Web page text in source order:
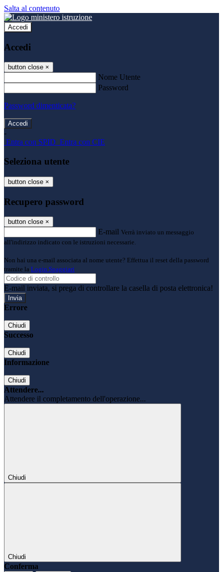
Salta al contenuto
Accedi
Accedi
button close ×
Nome Utente
Password
Password dimenticata?
-
Entra con SPID Entra con CIE
Seleziona utente
button close ×
Recupero password
button close ×
E-mail Verrà inviato un messaggio
all'indirizzo indicato con le istruzioni necessarie.
Non hai una e-mail associata al nome utente? Effettua il reset della password
tramite la Login Spaggiari
E-mail inviata, si prega di controllare la casella di posta elettronica!
Errore
Chiudi
Successo
Chiudi
Informazione
Chiudi
Attendere...
Attendere il completamento dell'operazione...
Chiudi
Chiudi
Conferma